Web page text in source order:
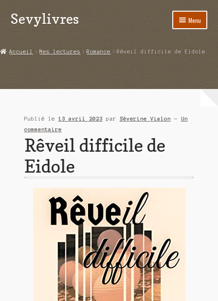
Aller
Aller
au
Sevylivres Menu
Au nom de la justice
Boutique
De(s)tracteur réduit au silence
Accueil Mes lectures Romance Rêveil difficile de Eidole
Publié le 13 avril 2023 par Séverine Vialon — Un
commentaire
Rêveil difficile de
Eidole